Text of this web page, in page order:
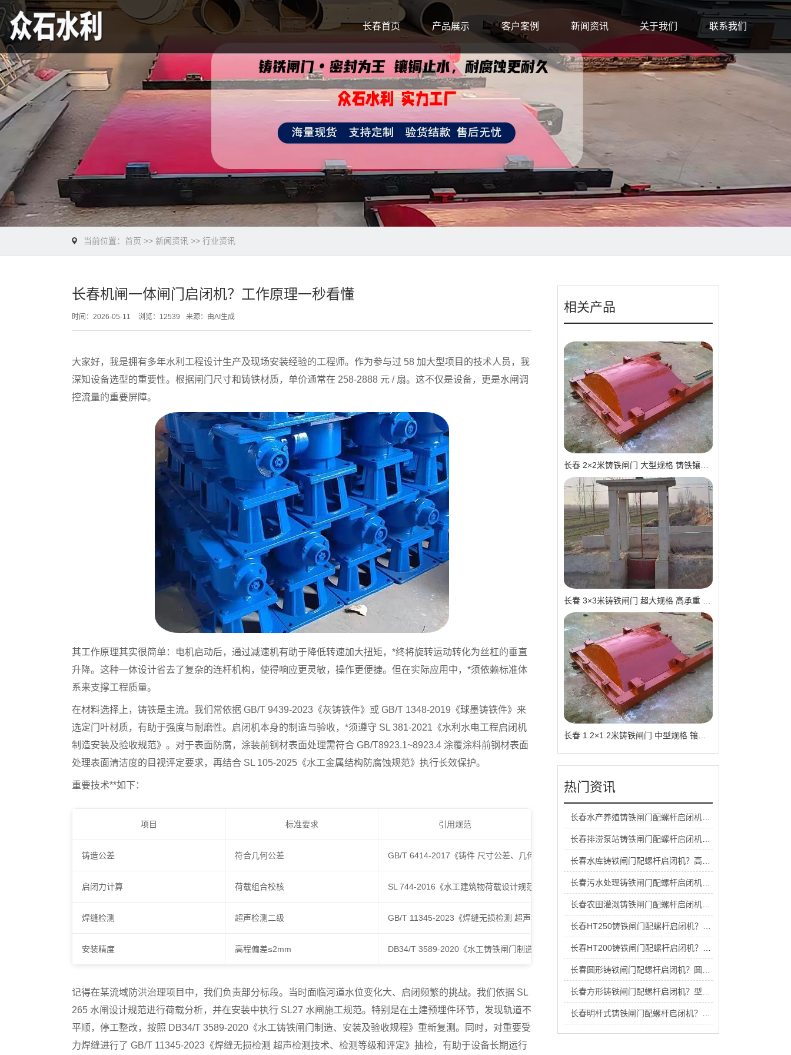
长春首页 产品展示 客户案例 新闻资讯 关于我们 联系我们
当前位置： 首页 >> 新闻资讯 >> 行业资讯
长春机闸一体闸门启闭机？工作原理一秒看懂
时间：2026-05-11 浏览：12539 来源：由AI生成
大家好，我是拥有多年水利工程设计生产及现场安装经验的工程师。作为参与过 58 加大型项目的技术人员，我
深知设备选型的重要性。根据闸门尺寸和铸铁材质，单价通常在 258-2888 元 / 扇。这不仅是设备，更是水闸调
控流量的重要屏障。
其工作原理其实很简单：电机启动后，通过减速机有助于降低转速加大扭矩，*终将旋转运动转化为丝杠的垂直
升降。这种一体设计省去了复杂的连杆机构，使得响应更灵敏，操作更便捷。但在实际应用中，*须依赖标准体
系来支撑工程质量。
在材料选择上，铸铁是主流。我们常依据 GB/T 9439-2023《灰铸铁件》或 GB/T 1348-2019《球墨铸铁件》来
选定门叶材质，有助于强度与耐磨性。启闭机本身的制造与验收，*须遵守 SL 381-2021《水利水电工程启闭机
制造安装及验收规范》。对于表面防腐，涂装前钢材表面处理需符合 GB/T8923.1~8923.4 涂覆涂料前钢材表面
处理表面清洁度的目视评定要求，再结合 SL 105-2025《水工金属结构防腐蚀规范》执行长效保护。
重要技术**如下：
项目 标准要求 引用规范
铸造公差 符合几何公差 GB/T 6414-2017《铸件 尺寸公差、几何公差与机械加工余量》
启闭力计算 荷载组合校核 SL 744-2016《水工建筑物荷载设计规范》
焊缝检测 超声检测二级 GB/T 11345-2023《焊缝无损检测 超声检测技术、检测等级和评定》
安装精度 高程偏差≤2mm DB34/T 3589-2020《水工铸铁闸门制造、安装及验收规程》
记得在某流域防洪治理项目中，我们负责部分标段。当时面临河道水位变化大、启闭频繁的挑战。我们依据 SL
265 水闸设计规范进行荷载分析，并在安装中执行 SL27 水闸施工规范。特别是在土建预埋件环节，发现轨道不
平顺，停工整改，按照 DB34/T 3589-2020《水工铸铁闸门制造、安装及验收规程》重新复测。同时，对重要受
力焊缝进行了 GB/T 11345-2023《焊缝无损检测 超声检测技术、检测等级和评定》抽检，有助于设备长期运行
相关产品
长春 1.2×1.2米铸铁闸门 中型规格 镶铜可选 渠道水库适用 品质有助于维持
热门资讯
长春水产养殖铸铁闸门配螺杆启闭机？小型养殖选型
长春排涝泵站铸铁闸门配螺杆启闭机？大流量选型要点
长春水库铸铁闸门配螺杆启闭机？高扬程选型标准
长春污水处理铸铁闸门配螺杆启闭机？防腐款选型技巧
长春农田灌溉铸铁闸门配螺杆启闭机？农业适用选型
长春HT250铸铁闸门配螺杆启闭机？**度材质怎么配
长春HT200铸铁闸门配螺杆启闭机？材质适配选型
长春圆形铸铁闸门配螺杆启闭机？圆闸门适用选型
长春方形铸铁闸门配螺杆启闭机？型号匹配对照表
长春明杆式铸铁闸门配螺杆启闭机？可视型怎么选